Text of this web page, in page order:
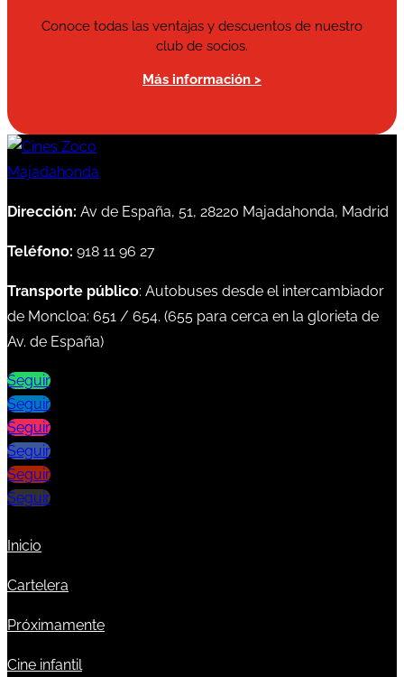
Conoce todas las ventajas y descuentos de nuestro
club de socios.
Más información >
Dirección: Av de España, 51, 28220 Majadahonda, Madrid
Teléfono: 918 11 96 27
Transporte público: Autobuses desde el intercambiador
de Moncloa: 651 / 654. (655 para cerca en la glorieta de
Av. de España)
Seguir
Seguir
Seguir
Seguir
Seguir
Seguir
Inicio
Cartelera
Próximamente
Cine infantil